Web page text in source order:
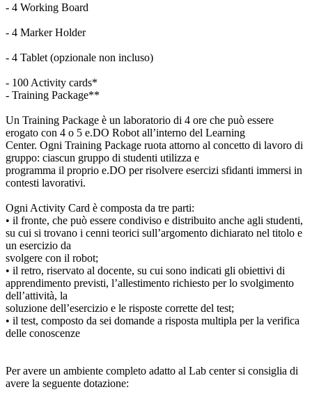
- 4 Working Board
- 4 Marker Holder
- 4 Tablet (opzionale non incluso)
- 100 Activity cards*
- Training Package**
Un Training Package è un laboratorio di 4 ore che può essere
erogato con 4 o 5 e.DO Robot all’interno del Learning
Center. Ogni Training Package ruota attorno al concetto di lavoro di
gruppo: ciascun gruppo di studenti utilizza e
programma il proprio e.DO per risolvere esercizi sfidanti immersi in
contesti lavorativi.
Ogni Activity Card è composta da tre parti:
• il fronte, che può essere condiviso e distribuito anche agli studenti,
su cui si trovano i cenni teorici sull’argomento dichiarato nel titolo e
un esercizio da
svolgere con il robot;
• il retro, riservato al docente, su cui sono indicati gli obiettivi di
apprendimento previsti, l’allestimento richiesto per lo svolgimento
dell’attività, la
soluzione dell’esercizio e le risposte corrette del test;
• il test, composto da sei domande a risposta multipla per la verifica
delle conoscenze
Per avere un ambiente completo adatto al Lab center si consiglia di
avere la seguente dotazione: